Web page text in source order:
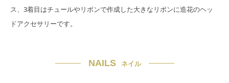
ス、3着目はチュールやリボンで作成した大きなリボンに造花のヘッ
ドアクセサリーです。
NAILS ネイル